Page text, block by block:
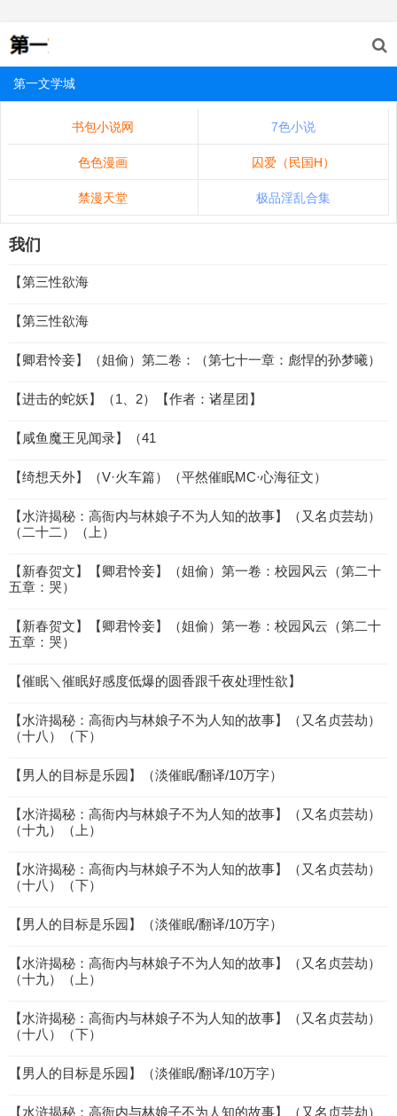
第一文学城
书包小说网 7色小说
色色漫画 囚爱（民国H）
禁漫天堂 极品淫乱合集
我们
【第三性欲海
【第三性欲海
【卿君怜妾】（姐偷）第二卷：（第七十一章：彪悍的孙梦曦）
【进击的蛇妖】（1、2）【作者：诸星团】
【咸鱼魔王见闻录】（41
【绮想天外】（V·火车篇）（平然催眠MC·心海征文）
【水浒揭秘：高衙内与林娘子不为人知的故事】（又名贞芸劫）
（二十二）（上）
【新春贺文】【卿君怜妾】（姐偷）第一卷：校园风云（第二十
五章：哭）
【新春贺文】【卿君怜妾】（姐偷）第一卷：校园风云（第二十
五章：哭）
【催眠＼催眠好感度低爆的圆香跟千夜处理性欲】
【水浒揭秘：高衙内与林娘子不为人知的故事】（又名贞芸劫）
（十八）（下）
【男人的目标是乐园】（淡催眠/翻译/10万字）
【水浒揭秘：高衙内与林娘子不为人知的故事】（又名贞芸劫）
（十九）（上）
【水浒揭秘：高衙内与林娘子不为人知的故事】（又名贞芸劫）
（十八）（下）
【男人的目标是乐园】（淡催眠/翻译/10万字）
【水浒揭秘：高衙内与林娘子不为人知的故事】（又名贞芸劫）
（十九）（上）
【水浒揭秘：高衙内与林娘子不为人知的故事】（又名贞芸劫）
（十八）（下）
【男人的目标是乐园】（淡催眠/翻译/10万字）
【水浒揭秘：高衙内与林娘子不为人知的故事】（又名贞芸劫）